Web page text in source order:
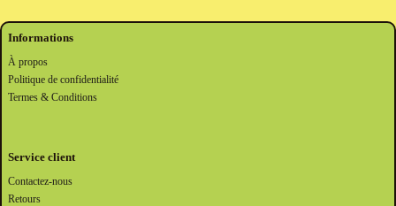
Informations
À propos
Politique de confidentialité
Termes & Conditions
Service client
Contactez-nous
Retours